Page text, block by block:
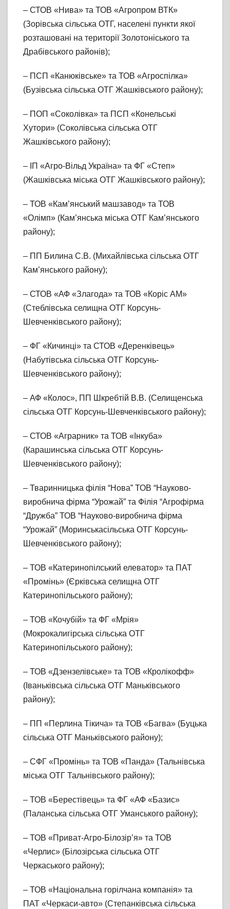
– СТОВ «Нива» та ТОВ «Агропром ВТК»
(Зорівська сільська ОТГ, населені пункти якої
розташовані на території Золотоніського та
Драбівського районів);
– ПСП «Канюківське» та ТОВ «Агроспілка»
(Бузівська сільська ОТГ Жашківського району);
– ПОП «Соколівка» та ПСП «Конельські
Хутори» (Соколівська сільська ОТГ
Жашківського району);
– ІП «Агро-Вільд Україна» та ФГ «Степ»
(Жашківська міська ОТГ Жашківського району);
– ТОВ «Кам’янський машзавод» та ТОВ
«Олімп» (Кам’янська міська ОТГ Кам’янського
району);
– ПП Билина С.В. (Михайлівська сільська ОТГ
Кам’янського району);
– СТОВ «АФ «Злагода» та ТОВ «Коріс АМ»
(Стеблівська селищна ОТГ Корсунь-
Шевченківського району);
– ФГ «Кичинці» та СТОВ «Деренківець»
(Набутівська сільська ОТГ Корсунь-
Шевченківського району);
– АФ «Колос», ПП Шкребтій В.В. (Селищенська
сільська ОТГ Корсунь-Шевченківського району);
– СТОВ «Аграрник» та ТОВ «Інкуба»
(Карашинська сільська ОТГ Корсунь-
Шевченківського району);
– Тваринницька філія “Нова” ТОВ “Науково-
виробнича фірма “Урожай” та Філія “Агрофірма
“Дружба” ТОВ “Науково-виробнича фірма
“Урожай” (Моринськасільська ОТГ Корсунь-
Шевченківського району);
– ТОВ «Катеринопілський елеватор» та ПАТ
«Промінь» (Єрківська селищна ОТГ
Катеринопільського району);
– ТОВ «Кочубій» та ФГ «Мрія»
(Мокрокалигірська сільська ОТГ
Катеринопільського району);
– ТОВ «Дзензелівське» та ТОВ «Кролікофф»
(Іваньківська сільська ОТГ Маньківського
району);
– ПП «Перлина Тікича» та ТОВ «Багва» (Буцька
сільська ОТГ Маньківського району);
– СФГ «Промінь» та ТОВ «Панда» (Тальнівська
міська ОТГ Тальнівського району);
– ТОВ «Берестівець» та ФГ «АФ «Базис»
(Паланська сільська ОТГ Уманського району);
– ТОВ «Приват-Агро-Білозір’я» та ТОВ
«Черлис» (Білозірська сільська ОТГ
Черкаського району);
– ТОВ «Національна горілчана компанія» та
ПАТ «Черкаси-авто» (Степанківська сільська